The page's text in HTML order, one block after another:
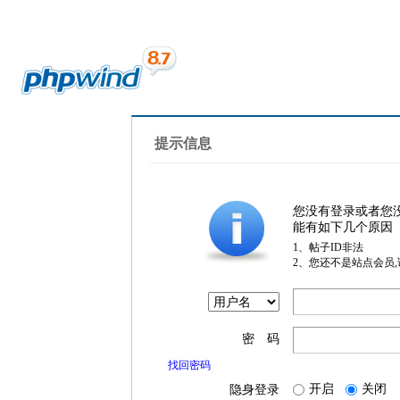
提示信息
您没有登录或者您
能有如下几个原因
1、帖子ID非法
2、您还不是站点会员
密 码
找回密码
隐身登录 开启 关闭